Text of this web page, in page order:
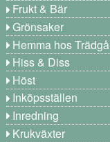
Frukt & Bär
Grönsaker
Hemma hos
Hiss & Diss
Höst
Inköpsställen
Inredning
Krukväxter